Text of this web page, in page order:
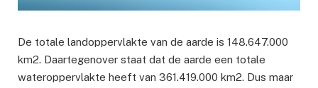
De totale landoppervlakte van de aarde is 148.647.000
km2. Daartegenover staat dat de aarde een totale
wateroppervlakte heeft van 361.419.000 km2. Dus maar